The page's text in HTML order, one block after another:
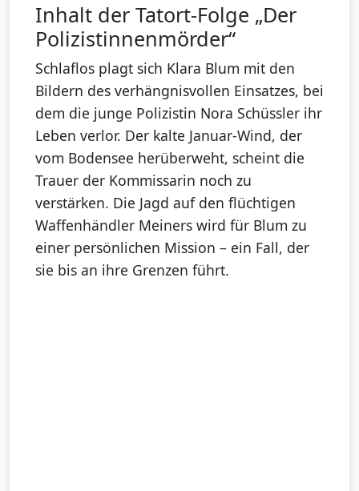
Inhalt der Tatort-Folge „Der
Polizistinnenmörder“
Schlaflos plagt sich Klara Blum mit den
Bildern des verhängnisvollen Einsatzes, bei
dem die junge Polizistin Nora Schüssler ihr
Leben verlor. Der kalte Januar-Wind, der
vom Bodensee herüberweht, scheint die
Trauer der Kommissarin noch zu
verstärken. Die Jagd auf den flüchtigen
Waffenhändler Meiners wird für Blum zu
einer persönlichen Mission – ein Fall, der
sie bis an ihre Grenzen führt.